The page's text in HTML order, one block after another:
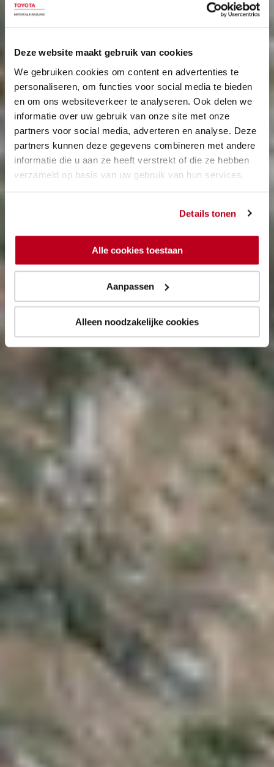
Deze website maakt gebruik van cookies
We gebruiken cookies om content en advertenties te
personaliseren, om functies voor social media te bieden
en om ons websiteverkeer te analyseren. Ook delen we
informatie over uw gebruik van onze site met onze
partners voor social media, adverteren en analyse. Deze
partners kunnen deze gegevens combineren met andere
informatie die u aan ze heeft verstrekt of die ze hebben
verzameld op basis van uw gebruik van hun services.
Details tonen
Alle cookies toestaan
Aanpassen
Alleen noodzakelijke cookies